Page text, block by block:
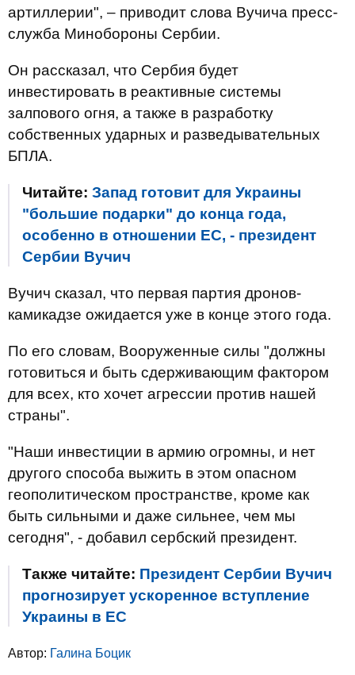
артиллерии", – приводит слова Вучича пресс-
служба Минобороны Сербии.
Он рассказал, что Сербия будет
инвестировать в реактивные системы
залпового огня, а также в разработку
собственных ударных и разведывательных
БПЛА.
Читайте: Запад готовит для Украины
"большие подарки" до конца года,
особенно в отношении ЕС, - президент
Сербии Вучич
Вучич сказал, что первая партия дронов-
камикадзе ожидается уже в конце этого года.
По его словам, Вооруженные силы "должны
готовиться и быть сдерживающим фактором
для всех, кто хочет агрессии против нашей
страны".
"Наши инвестиции в армию огромны, и нет
другого способа выжить в этом опасном
геополитическом пространстве, кроме как
быть сильными и даже сильнее, чем мы
сегодня", - добавил сербский президент.
Также читайте: Президент Сербии Вучич
прогнозирует ускоренное вступление
Украины в ЕС
Автор: Галина Боцик